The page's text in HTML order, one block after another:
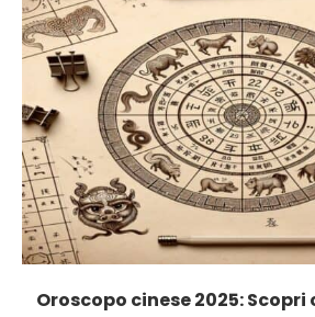
Oroscopo cinese 2025: